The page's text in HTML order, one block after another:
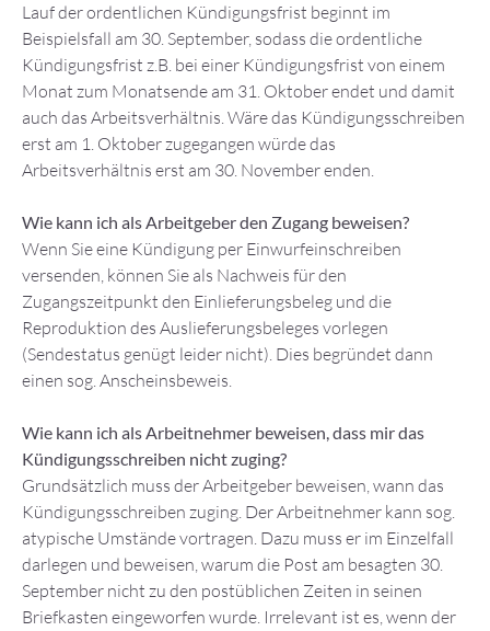
Lauf der ordentlichen Kündigungsfrist beginnt im
Beispielsfall am 30. September, sodass die ordentliche
Kündigungsfrist z.B. bei einer Kündigungsfrist von einem
Monat zum Monatsende am 31. Oktober endet und damit
auch das Arbeitsverhältnis. Wäre das Kündigungsschreiben
erst am 1. Oktober zugegangen würde das
Arbeitsverhältnis erst am 30. November enden.
Wie kann ich als Arbeitgeber den Zugang beweisen?
Wenn Sie eine Kündigung per Einwurfeinschreiben
versenden, können Sie als Nachweis für den
Zugangszeitpunkt den Einlieferungsbeleg und die
Reproduktion des Auslieferungsbeleges vorlegen
(Sendestatus genügt leider nicht). Dies begründet dann
einen sog. Anscheinsbeweis.
Wie kann ich als Arbeitnehmer beweisen, dass mir das
Kündigungsschreiben nicht zuging?
Grundsätzlich muss der Arbeitgeber beweisen, wann das
Kündigungsschreiben zuging. Der Arbeitnehmer kann sog.
atypische Umstände vortragen. Dazu muss er im Einzelfall
darlegen und beweisen, warum die Post am besagten 30.
September nicht zu den postüblichen Zeiten in seinen
Briefkasten eingeworfen wurde. Irrelevant ist es, wenn der